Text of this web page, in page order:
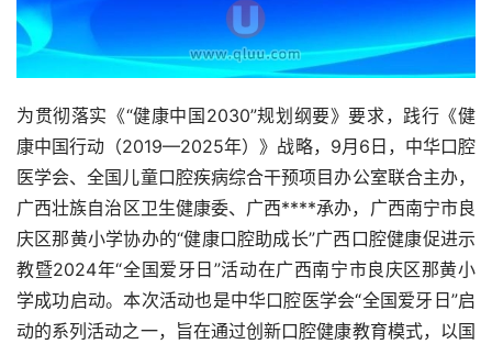
为贯彻落实《“健康中国2030”规划纲要》要求，践行《健
康中国行动（2019—2025年）》战略，9月6日，中华口腔
医学会、全国儿童口腔疾病综合干预项目办公室联合主办，
广西壮族自治区卫生健康委、广西****承办，广西南宁市良
庆区那黄小学协办的“健康口腔助成长”广西口腔健康促进示
教暨2024年“全国爱牙日”活动在广西南宁市良庆区那黄小
学成功启动。本次活动也是中华口腔医学会“全国爱牙日”启
动的系列活动之一，旨在通过创新口腔健康教育模式，以国